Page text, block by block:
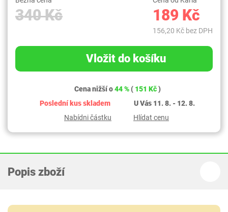
340 Kč 189 Kč
156,20 Kč bez DPH
Vložit do košíku
Cena nižší o44 %(151 Kč)
Poslední kus skladem
U Vás 11. 8. - 12. 8.
Nabídni částku
Hlídat cenu
Popis zboží